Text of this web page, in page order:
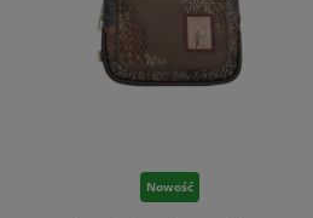
Nowość